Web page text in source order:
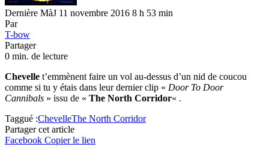
Dernière MàJ 11 novembre 2016 8 h 53 min
Par
T-bow
Partager
0 min. de lecture
Chevelle t’emmènent faire un vol au-dessus d’un nid de coucou
comme si tu y étais dans leur dernier clip « Door To Door
Cannibals » issu de « The North Corridor« .
Taggué :ChevelleThe North Corridor
Partager cet article
Facebook Copier le lien